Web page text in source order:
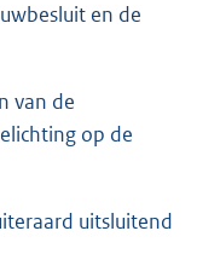
en de
van de
op de
uitsluitend